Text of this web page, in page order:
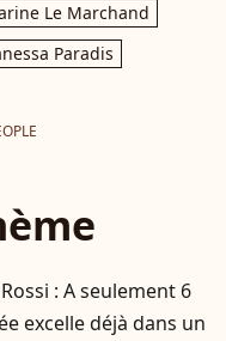
Le Marchand
Paradis
: A seulement 6
excelle déjà dans un